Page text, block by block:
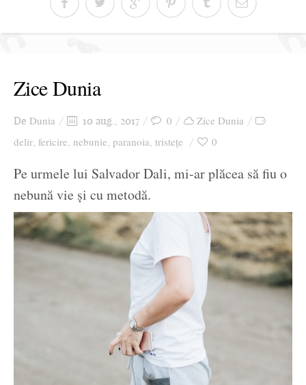
Zice Dunia
De Dunia 10 aug., 2017 0
Zice Dunia
delir fericire nebunie paranoia tristețe 0
Pe urmele lui Salvador Dali, mi-ar plăcea să fiu o
nebună vie și cu metodă.